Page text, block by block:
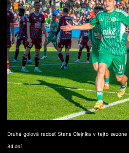
Druhá gólová radosť Stana Olejníka v tejto
84 dní